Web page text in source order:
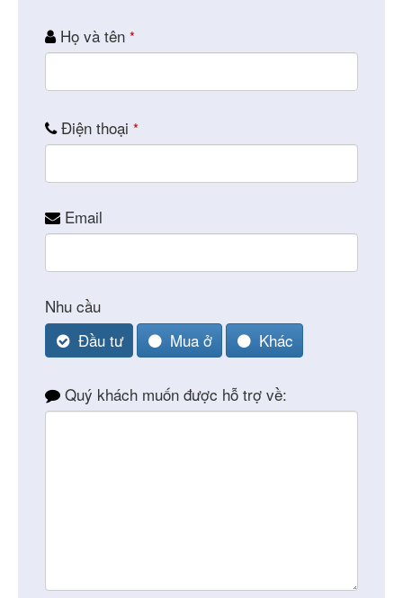
Email *
Họ và tên *
Điện thoại *
Email
Nhu cầu
Đầu tư
Mua ở Khác
Quý khách muốn được hỗ trợ về: